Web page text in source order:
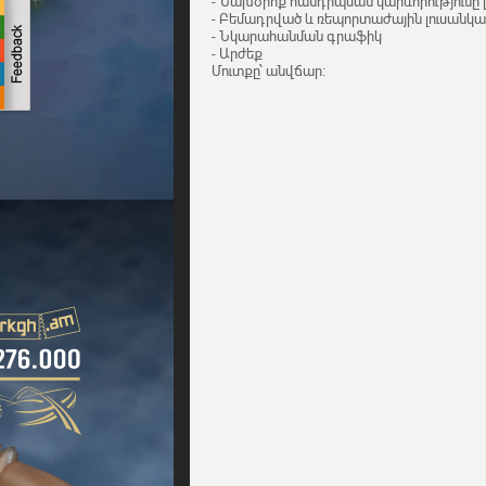
- Բեմադրված և ռեպորտաժային
- Նկարահանման գրաֆիկ
- Արժեք
Մուտքը՝ անվճար։